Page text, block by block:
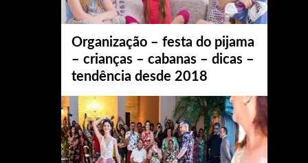
Organização – festa do pijama
– crianças – cabanas – dicas –
tendência desde 2018